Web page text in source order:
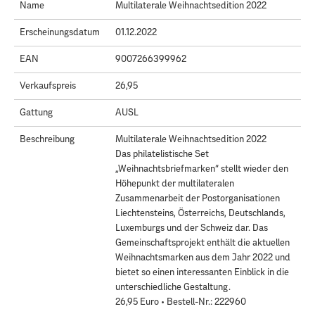
Name Multilaterale Weihnachtsedition 2022
Erscheinungsdatum 01.12.2022
EAN 9007266399962
Verkaufspreis 26,95
Gattung AUSL
Beschreibung
Multilaterale Weihnachtsedition 2022
Das philatelistische Set
„Weihnachtsbriefmarken“ stellt wieder den
Höhepunkt der multilateralen
Zusammenarbeit der Postorganisationen
Liechtensteins, Österreichs, Deutschlands,
Luxemburgs und der Schweiz dar. Das
Gemeinschaftsprojekt enthält die aktuellen
Weihnachtsmarken aus dem Jahr 2022 und
bietet so einen interessanten Einblick in die
unterschiedliche Gestaltung.
26,95 Euro • Bestell-Nr.: 222960